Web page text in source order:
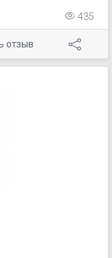
-
или без
435
отзыв